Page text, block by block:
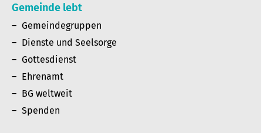
Gemeinde lebt
Gemeindegruppen
Dienste und Seelsorge
Gottesdienst
Ehrenamt
BG weltweit
Spenden